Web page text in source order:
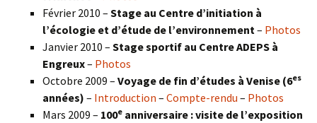
Février 2010 – Stage au Centre d’initiation à
l’écologie et d’étude de l’environnement – Photos
Janvier 2010 – Stage sportif au Centre ADEPS à
Engreux– Photos
Octobre 2009 – Voyage de fin d’études à Venise (6es
années) – Introduction – Compte-rendu – Photos
Mars 2009 – 100e anniversaire : visite de l’exposition